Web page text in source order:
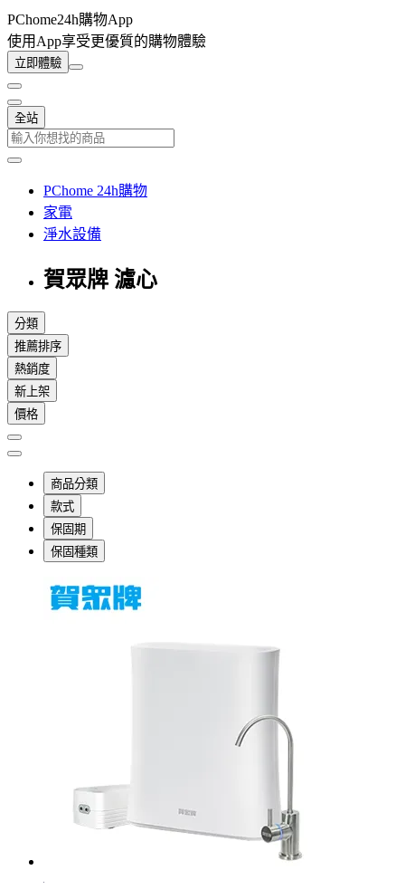
PChome24h購物App
使用App享受更優質的購物體驗
立即體驗
全站
PChome 24h購物
家電
淨水設備
賀眾牌 濾心
分類
推薦排序
熱銷度
新上架
價格
商品分類
款式
保固期
保固種類